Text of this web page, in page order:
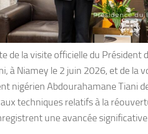
de la visite officielle du Président
à Niamey le 2 juin 2026, et de la
nigérien Abdourahamane Tiani
techniques relatifs à la
une avancée